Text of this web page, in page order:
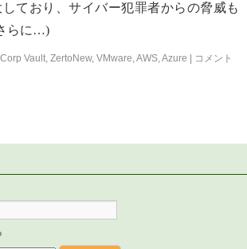
ており、サイバー犯罪者からの脅威も
らに…)
Vault, ZertoNew, VMware,AWS,Azure
コメント